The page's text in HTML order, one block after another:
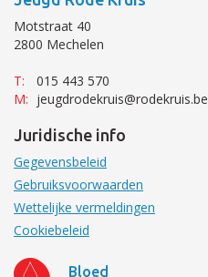
Motstraat 40
2800 Mechelen
T:
015 443 570
M: jeugdrodekruis@rodekruis.be
Juridische info
Gegevensbeleid
Gebruiksvoorwaarden
Wettelijke vermeldingen
Cookiebeleid
Bloed